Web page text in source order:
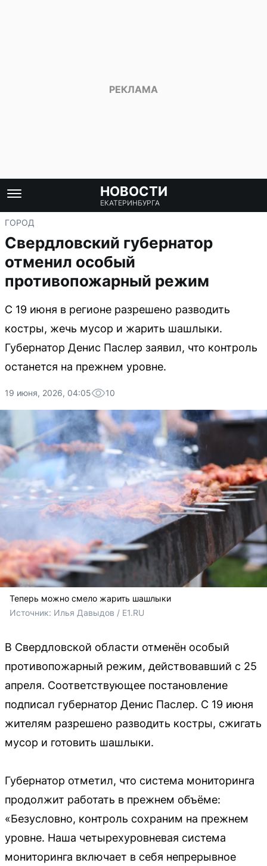
НОВОСТИ
ЕКАТЕРИНБУРГА
ГОРОД
Свердловский губернатор
отменил особый
противопожарный режим
С 19 июня в регионе разрешено разводить
костры, жечь мусор и жарить шашлыки.
Губернатор Денис Паслер заявил, что контроль
останется на прежнем уровне.
19 июня, 2026, 04:05 10
Теперь можно смело жарить шашлыки
Источник: Илья Давыдов / E1.RU
В Свердловской области отменён особый
противопожарный режим, действовавший с 25
апреля. Соответствующее постановление
подписал губернатор Денис Паслер. С 19 июня
жителям разрешено разводить костры, сжигать
мусор и готовить шашлыки.
Губернатор отметил, что система мониторинга
продолжит работать в прежнем объёме:
«Безусловно, контроль сохраним на прежнем
уровне. Наша четырехуровневая система
мониторинга включает в себя непрерывное